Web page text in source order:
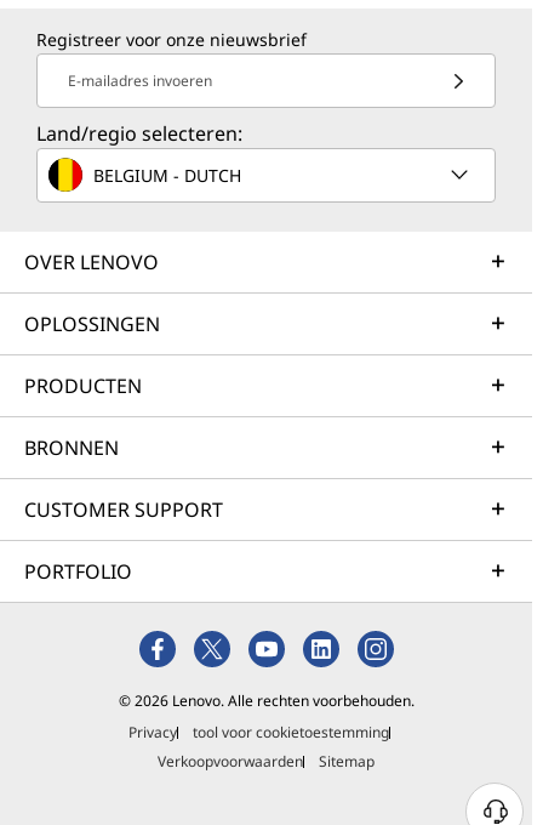
Registreer voor onze nieuwsbrief
E-mailadres invoeren
Land/regio selecteren:
BELGIUM - DUTCH
OVER LENOVO
OPLOSSINGEN
PRODUCTEN
BRONNEN
CUSTOMER SUPPORT
PORTFOLIO
© 2026 Lenovo. Alle rechten voorbehouden.
Privacy
tool voor cookietoestemming
Verkoopvoorwaarden
Sitemap